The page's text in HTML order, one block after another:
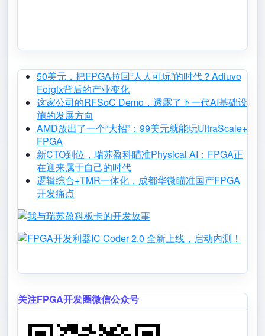
Forgix背后的产业变化
这家公司的RFSoC Demo，透露了下一代AI基础设
施的发展方向
FPGA
在迎来属于自己的时代
逻辑综合+TMR一体化，成都华微瞄准国产FPGA
开发痛点